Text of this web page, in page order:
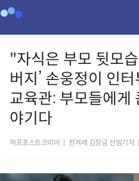
"자식은 부모 뒷모
버지’ 손웅정이 인
교육관: 부모들에게
야기다
허프포스트코리아 한겨레 김창금 선임기자